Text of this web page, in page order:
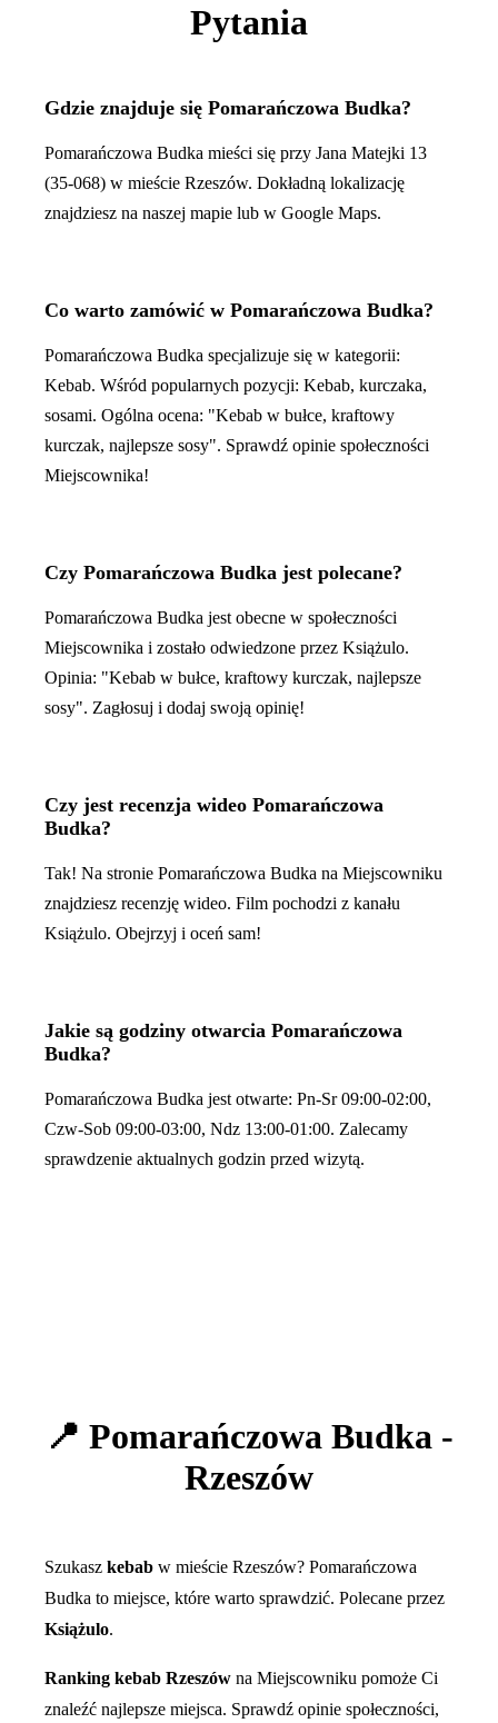
Pytania
Gdzie znajduje się Pomarańczowa Budka?
Pomarańczowa Budka mieści się przy Jana Matejki 13
(35-068) w mieście Rzeszów. Dokładną lokalizację
znajdziesz na naszej mapie lub w Google Maps.
Co warto zamówić w Pomarańczowa Budka?
Pomarańczowa Budka specjalizuje się w kategorii:
Kebab. Wśród popularnych pozycji: Kebab, kurczaka,
sosami. Ogólna ocena: "Kebab w bułce, kraftowy
kurczak, najlepsze sosy". Sprawdź opinie społeczności
Miejscownika!
Czy Pomarańczowa Budka jest polecane?
Pomarańczowa Budka jest obecne w społeczności
Miejscownika i zostało odwiedzone przez Książulo.
Opinia: "Kebab w bułce, kraftowy kurczak, najlepsze
sosy". Zagłosuj i dodaj swoją opinię!
Czy jest recenzja wideo Pomarańczowa
Budka?
Tak! Na stronie Pomarańczowa Budka na Miejscowniku
znajdziesz recenzję wideo. Film pochodzi z kanału
Książulo. Obejrzyj i oceń sam!
Jakie są godziny otwarcia Pomarańczowa
Budka?
Pomarańczowa Budka jest otwarte: Pn-Sr 09:00-02:00,
Czw-Sob 09:00-03:00, Ndz 13:00-01:00. Zalecamy
sprawdzenie aktualnych godzin przed wizytą.
📍 Pomarańczowa Budka -
Rzeszów
Szukasz kebab w mieście Rzeszów? Pomarańczowa
Budka to miejsce, które warto sprawdzić. Polecane przez
Książulo.
Ranking kebab Rzeszów na Miejscowniku pomoże Ci
znaleźć najlepsze miejsca. Sprawdź opinie społeczności,